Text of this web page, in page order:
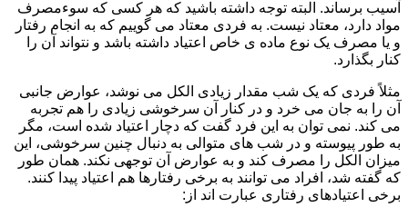
آسیب برساند. البته توجه داشته باشید که هر کسی که سوءمصرف
مواد دارد، معتاد نیست. به فردی معتاد می گوییم که به انجام رفتار
و یا مصرف یک نوع ماده ی خاص اعتیاد داشته باشد و نتواند آن را
کنار بگذارد.
مثلاً فردی که یک شب مقدار زیادی الکل می نوشد، عوارض جانبی
آن را به جان می خرد و در کنار آن سرخوشی زیادی را هم تجربه
می کند. نمی توان به این فرد گفت که دچار اعتیاد شده است، مگر
به طور پیوسته و در شب های متوالی به دنبال چنین سرخوشی، این
میزان الکل را مصرف کند و به عوارض آن توجهی نکند. همان طور
که گفته شد، افراد می توانند به برخی رفتارها هم اعتیاد پیدا کنند.
برخی اعتیادهای رفتاری عبارت اند از: